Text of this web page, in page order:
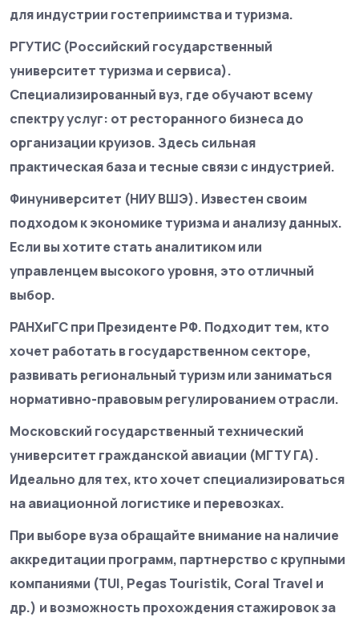
для индустрии гостеприимства и туризма.
РГУТИС (Российский государственный
университет туризма и сервиса).
Специализированный вуз, где обучают всему
спектру услуг: от ресторанного бизнеса до
организации круизов. Здесь сильная
практическая база и тесные связи с индустрией.
Финуниверситет (НИУ ВШЭ). Известен своим
подходом к экономике туризма и анализу данных.
Если вы хотите стать аналитиком или
управленцем высокого уровня, это отличный
выбор.
РАНХиГС при Президенте РФ. Подходит тем, кто
хочет работать в государственном секторе,
развивать региональный туризм или заниматься
нормативно-правовым регулированием отрасли.
Московский государственный технический
университет гражданской авиации (МГТУ ГА).
Идеально для тех, кто хочет специализироваться
на авиационной логистике и перевозках.
При выборе вуза обращайте внимание на наличие
аккредитации программ, партнерство с крупными
компаниями (TUI, Pegas Touristik, Coral Travel и
др.) и возможность прохождения стажировок за